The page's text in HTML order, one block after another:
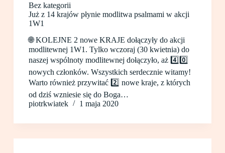
Bez kategorii
Już z 14 krajów płynie modlitwa psalmami w akcji
1W1
🌐 KOLEJNE 2 nowe KRAJE dołączyły do akcji
modlitewnej 1W1. Tylko wczoraj (30 kwietnia) do
naszej wspólnoty modlitewnej dołączyło, aż 4️⃣0️⃣
nowych członków. Wszystkich serdecznie witamy!
Warto również przywitać 2️⃣ nowe kraje, z których
od dziś wzniesie się do Boga…
piotrkwiatek
1 maja 2020